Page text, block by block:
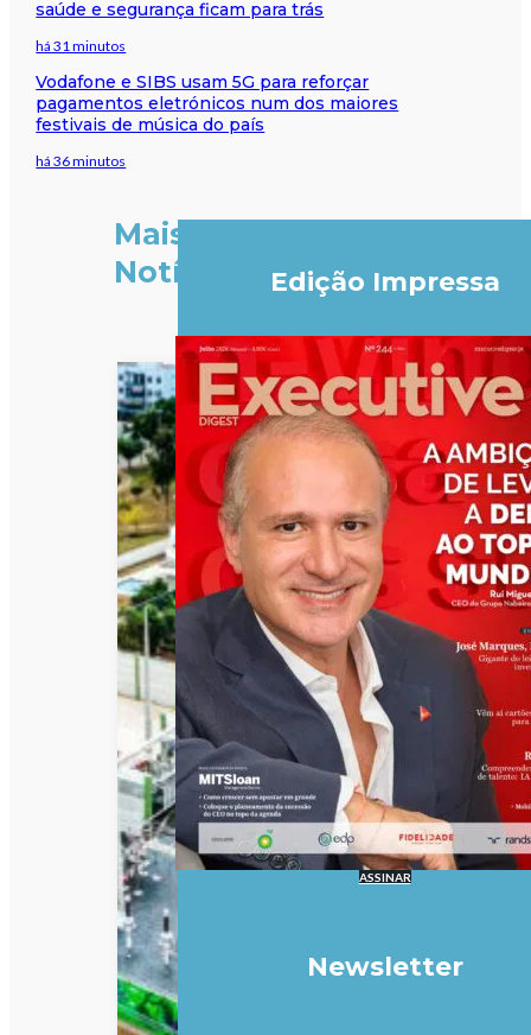
saúde e segurança ficam para trás
há 31 minutos
Vodafone e SIBS usam 5G para reforçar
pagamentos eletrónicos num dos maiores
festivais de música do país
há 36 minutos
Mais
Notícias
Edição Impressa
ASSINAR
Newsletter